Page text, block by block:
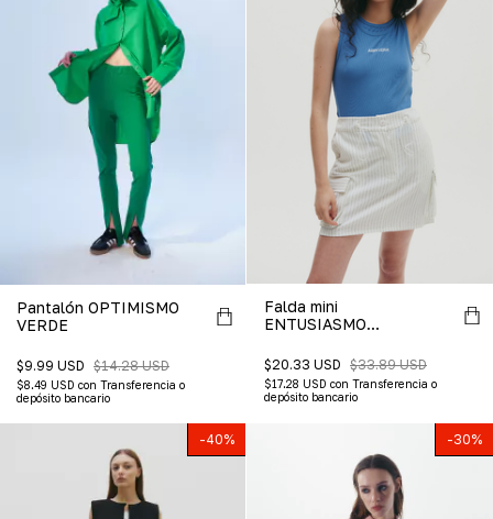
Pantalón OPTIMISMO
VERDE
$9.99 USD $14.28 USD
$8.49 USD con Transferencia o
depósito bancario
Falda mini
ENTUSIASMO
$20.33 USD $33.89 USD
$17.28 USD con Transferencia o
depósito bancario
-40% -30%